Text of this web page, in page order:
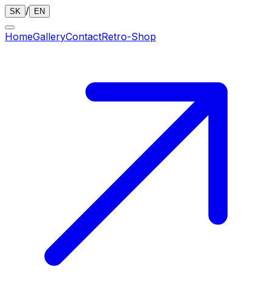
SK / EN
HomeGalleryContactRetro-Shop